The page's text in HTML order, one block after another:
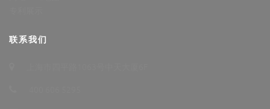
联系我们